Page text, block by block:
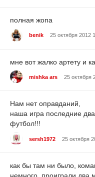
полная жопа
benik 25 октября 2012
мне вот жалко артету и
mishka ars 25 октября
Нам нет оправданий,
наша игра последние
футбол!!!
sersh1972 25 октября
как бы там ни было,